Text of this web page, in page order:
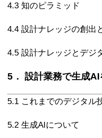
4.3 知のピラミッド
4.4 設計ナレッジの創出
4.5 設計ナレッジとデジ
5． 設計業務で生成AI
5.1 これまでのデジタル
5.2 生成AIについて